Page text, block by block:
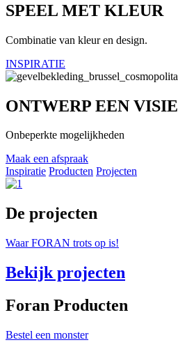
SPEEL MET KLEUR
Combinatie van kleur en design.
INSPIRATIE
ONTWERP EEN VISIE
Onbeperkte mogelijkheden
Maak een afspraak
Inspiratie Producten Projecten
De projecten
Waar FORAN trots op is!
Bekijk projecten
Foran Producten
Bestel een monster